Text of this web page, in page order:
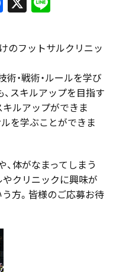
のフットサルクリニッ
・戦術・ルールを学び
スキルアップを目指す
ルアップができま
を学ぶことができま
体がなまってしまう
クリニックに興味が
方。皆様のご応募お待